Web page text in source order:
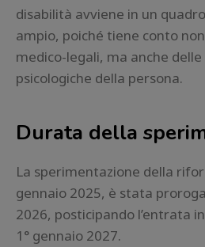
disabilità avviene in un
ampio, poiché tiene conto
medico-legali, ma anche
psicologiche della persona.
Durata della
La sperimentazione della
gennaio 2025, è stata
2026, posticipando l’entrata
1° gennaio 2027.